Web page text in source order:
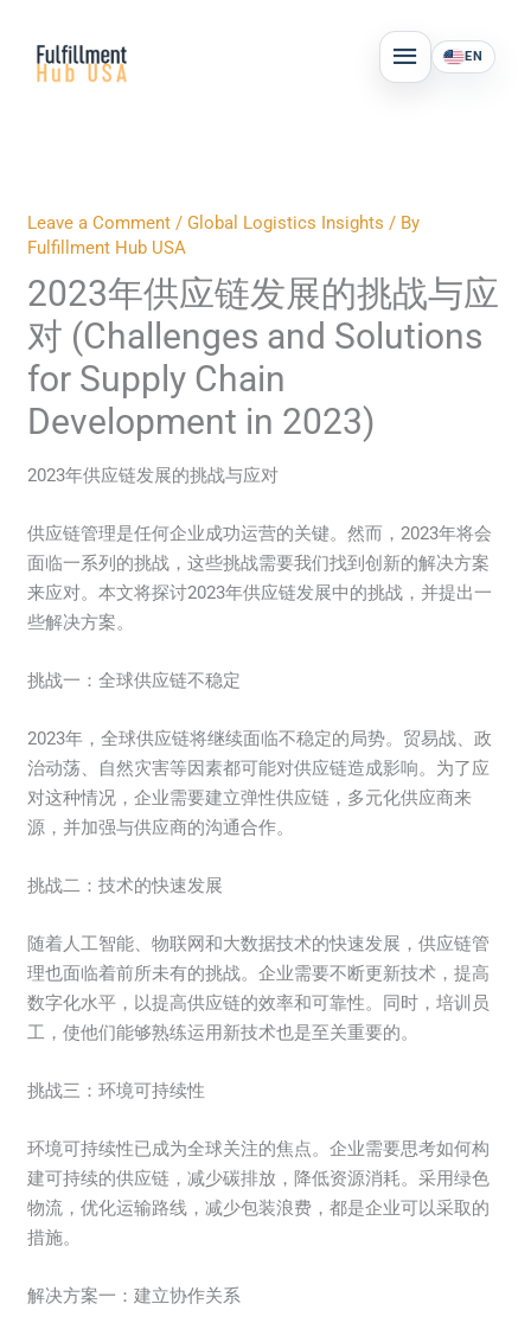
content
MAIN
MENU
EN
Leave a Comment / Global Logistics Insights / By
Fulfillment Hub USA
2023年供应链发展的挑战与应
对 (Challenges and Solutions
for Supply Chain
Development in 2023)
2023年供应链发展的挑战与应对
供应链管理是任何企业成功运营的关键。然而，2023年将会
面临一系列的挑战，这些挑战需要我们找到创新的解决方案
来应对。本文将探讨2023年供应链发展中的挑战，并提出一
些解决方案。
挑战一：全球供应链不稳定
2023年，全球供应链将继续面临不稳定的局势。贸易战、政
治动荡、自然灾害等因素都可能对供应链造成影响。为了应
对这种情况，企业需要建立弹性供应链，多元化供应商来
源，并加强与供应商的沟通合作。
挑战二：技术的快速发展
随着人工智能、物联网和大数据技术的快速发展，供应链管
理也面临着前所未有的挑战。企业需要不断更新技术，提高
数字化水平，以提高供应链的效率和可靠性。同时，培训员
工，使他们能够熟练运用新技术也是至关重要的。
挑战三：环境可持续性
环境可持续性已成为全球关注的焦点。企业需要思考如何构
建可持续的供应链，减少碳排放，降低资源消耗。采用绿色
物流，优化运输路线，减少包装浪费，都是企业可以采取的
措施。
解决方案一：建立协作关系